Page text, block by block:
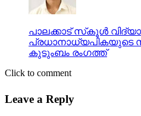
പാലക്കാട് സ്‌കൂള്‍
പ്രധാനാധ്യപികയുടെ
കുടുംബം രംഗത്ത്
Click to comment
Leave a Reply